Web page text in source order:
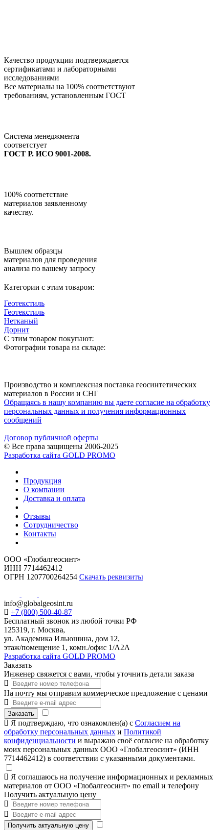
Качество продукции подтверждается
сертификатами и лабораторными
исследованиями
Все материалы на 100% соответствуют
требованиям, установленным ГОСТ
Система менеджмента
соответстует
ГОСТ Р. ИСО 9001-2008.
100% соответствие
материалов заявленному
качеству.
Вышлем образцы
материалов для проведения
анализа по вашему запросу
Категории с этим товаром:
Геотекстиль
Геотекстиль
Нетканый
Дорнит
С этим товаром покупают:
Фотографии товара на складе:
Производство и комплексная поставка геосинтетических
материалов в России и СНГ
Обращаясь в нашу компанию вы даете согласие на обработку
персональных данных и получения информационных
сообщений
Договор публичной оферты
© Все права защищены 2006-2025
Разработка сайта GOLD PROMO
Продукция
О компании
Доставка и оплата
Отзывы
Сотрудничество
Контакты
ООО «Глобалгеосинт»
ИНН 7714462412
ОГРН 1207700264254 Скачать реквизиты
info@globalgeosint.ru
+7 (800) 500-40-87
Бесплатный звонок из любой точки РФ
125319, г. Москва,
ул. Академика Ильюшина, дом 12,
этаж/помещение 1, комн./офис 1/А2А
Разработка сайта GOLD PROMO
Заказать
Инженер свяжется с вами, чтобы уточнить детали заказа
На почту мы отправим коммерческое предложение с ценами
Заказать
Я подтверждаю, что ознакомлен(а) с Согласием на
обработку персональных данных и Политикой
конфиденциальности и выражаю своё согласие на обработку
моих персональных данных ООО «Глобалгеосинт» (ИНН
7714462412) в соответствии с указанными документами.
Я соглашаюсь на получение информационных и рекламных
материалов от ООО «Глобалгеосинт» по email и телефону
Получить актуальную цену
Получить актуальную цену